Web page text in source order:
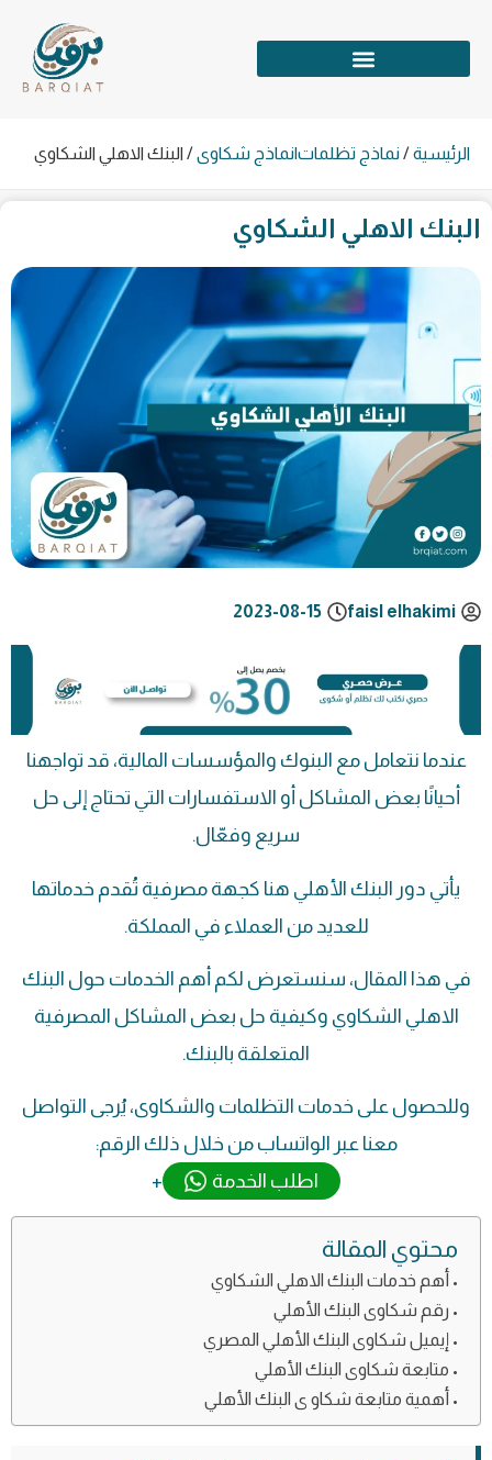
الرئيسية/نماذج تظلمات|نماذج شكاوى/ البنك الاهلي الشكاوي
البنك الاهلي الشكاوي
faisl elhakimi
2023-08-15
عندما نتعامل مع البنوك والمؤسسات المالية، قد تواجهنا
أحيانًا بعض المشاكل أو الاستفسارات التي تحتاج إلى حل
سريع وفعّال.
يأتي دور البنك الأهلي هنا كجهة مصرفية تُقدم خدماتها
للعديد من العملاء في المملكة.
في هذا المقال، سنستعرض لكم أهم الخدمات حول البنك
الاهلي الشكاوي وكيفية حل بعض المشاكل المصرفية
المتعلقة بالبنك.
وللحصول على خدمات التظلمات والشكاوى، يُرجى التواصل
معنا عبر الواتساب من خلال ذلك الرقم:
اطلب الخدمة
+
محتوي المقالة
أهم خدمات البنك الاهلي الشكاوي
رقم شكاوى البنك الأهلي
إيميل شكاوى البنك الأهلي المصري
متابعة شكاوى البنك الأهلي
أهمية متابعة شكاو ى البنك الأهلي